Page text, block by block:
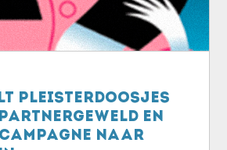
pleisterdoosjes
en
naar